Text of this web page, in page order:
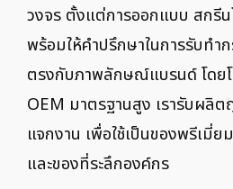
วงจร ตั้งแต่การออกแบบ สกรี
พร้อมให้คำปรึกษาในการรับทำก
ตรงกับภาพลักษณ์แบรนด์ โดยโ
OEM มาตรฐานสูง เรารับผลิต
แจกงาน เพื่อใช้เป็นของพรีเมี่
และของที่ระลึกองค์กร